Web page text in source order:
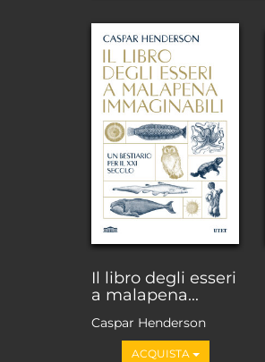
Il libro degli esseri
a malapena...
Caspar Henderson
ACQUISTA